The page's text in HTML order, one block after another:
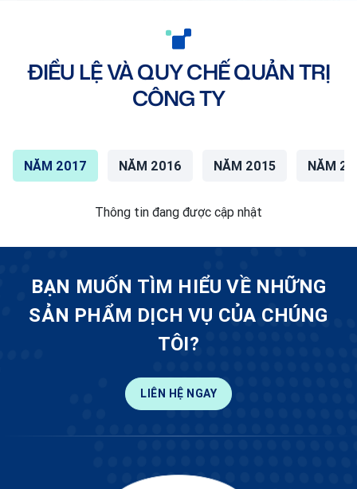
ĐIỀU LỆ VÀ QUY CHẾ QUẢN TRỊ
CÔNG TY
NĂM 2017 NĂM 2016 NĂM 2015 NĂM
Thông tin đang được cập nhật
BẠN MUỐN TÌM HIỂU VỀ NHỮNG
SẢN PHẨM DỊCH VỤ CỦA CHÚNG
TÔI?
LIÊN HỆ NGAY